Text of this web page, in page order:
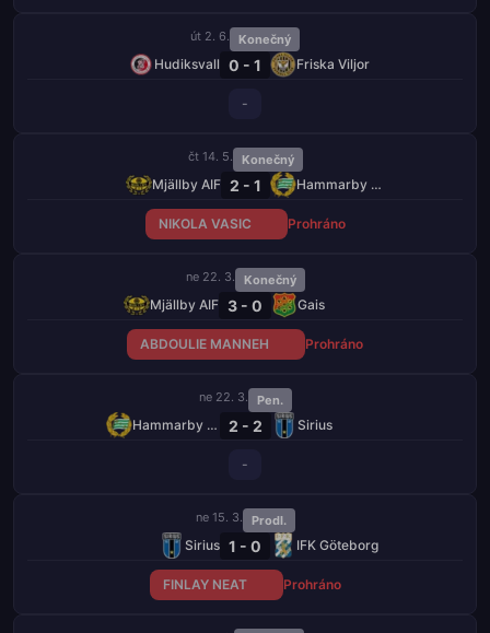
út 2. 6. Konečný
Hudiksvall 0 - 1 Friska Viljor
-
čt 14. 5. Konečný
Mjällby AIF 2 - 1 Hammarby FF
NIKOLA VASIC Prohráno
ne 22. 3. Konečný
Mjällby AIF 3 - 0 Gais
ABDOULIE MANNEH Prohráno
ne 22. 3. Pen.
Hammarby FF 2 - 2 Sirius
-
ne 15. 3. Prodl.
Sirius 1 - 0 IFK Göteborg
FINLAY NEAT Prohráno